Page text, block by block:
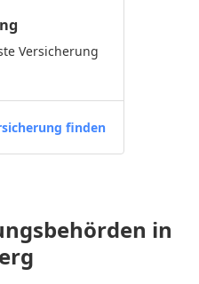
Versicherung
finden
in